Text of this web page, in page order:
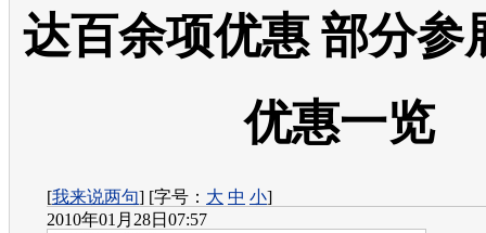
达百余项优惠 部分参
优惠一览
[我来说两句] [字号： 大 中 小]
2010年01月28日07:57